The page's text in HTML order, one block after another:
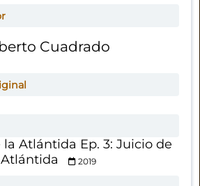
Cuadrado
Atlántida Ep. 3: Juicio de
2019